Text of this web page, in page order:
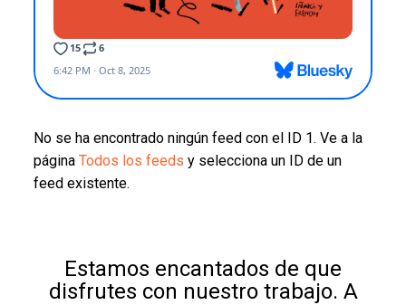
No se ha encontrado ningún feed con el ID 1. Ve a la
página Todos los feeds y selecciona un ID de un
feed existente.
Estamos encantados de que
disfrutes con nuestro trabajo. A